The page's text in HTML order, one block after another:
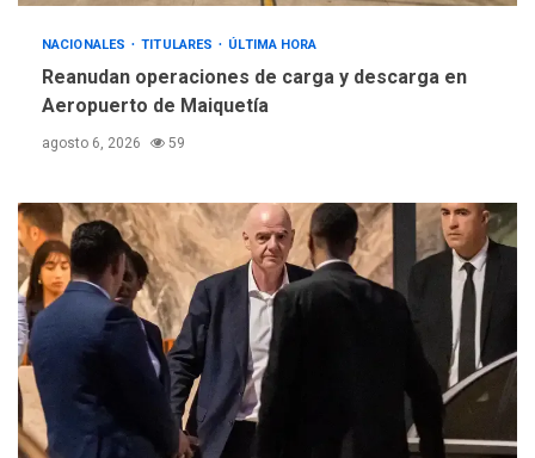
REGIONALES ÚLTIMA HORA
Instituciones estadales se
suman al Plan Agosto de
5
ÚLTIMA HORA
Concejo Municipal de
Mariño respalda a Cámara
de Comercio para reforma
de Ley de Puerto Libre
NACIONALES TITULARES ÚLTIMA HORA
Reanudan operaciones de carga y descarga en
Aeropuerto de Maiquetía
agosto 6, 2026 59